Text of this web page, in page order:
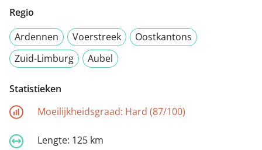
Regio
Ardennen
Voerstreek
Oostkantons
Zuid-Limburg
Aubel
Statistieken
Moeilijkheidsgraad: Hard (87/100)
Lengte: 125 km